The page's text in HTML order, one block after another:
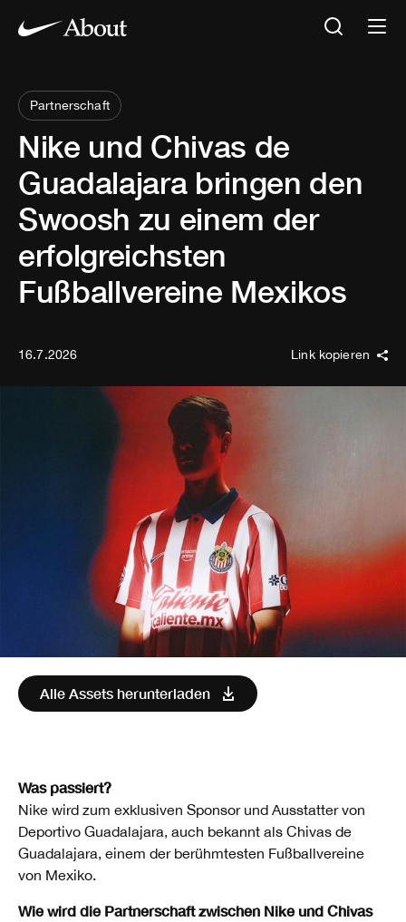
Partnerschaft
Nike und Chivas de
Guadalajara bringen den
Swoosh zu einem der
erfolgreichsten
Fußballvereine Mexikos
16.7.2026 Link kopieren
Alle Assets herunterladen
Was passiert?
Nike wird zum exklusiven Sponsor und Ausstatter von
Deportivo Guadalajara, auch bekannt als Chivas de
Guadalajara, einem der berühmtesten Fußballvereine
von Mexiko.
Wie wird die Partnerschaft zwischen Nike und Chivas